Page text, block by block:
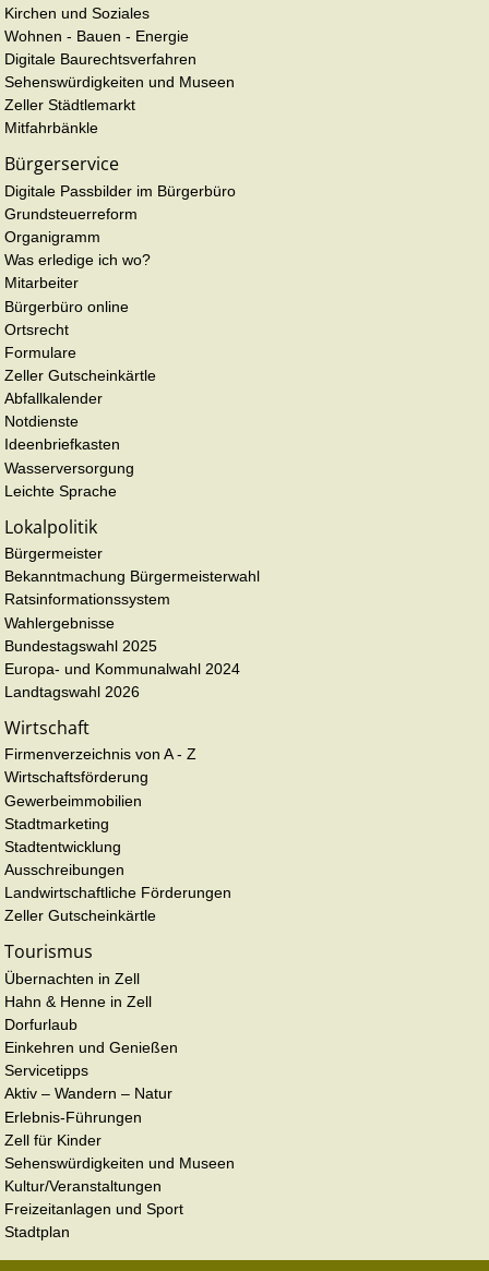
Kirchen und Soziales
Wohnen - Bauen - Energie
Digitale Baurechtsverfahren
Sehenswürdigkeiten und Museen
Zeller Städtlemarkt
Mitfahrbänkle
Bürgerservice
Digitale Passbilder im Bürgerbüro
Grundsteuerreform
Organigramm
Was erledige ich wo?
Mitarbeiter
Bürgerbüro online
Ortsrecht
Formulare
Zeller Gutscheinkärtle
Abfallkalender
Notdienste
Ideenbriefkasten
Wasserversorgung
Leichte Sprache
Lokalpolitik
Bürgermeister
Bekanntmachung Bürgermeisterwahl
Ratsinformationssystem
Wahlergebnisse
Bundestagswahl 2025
Europa- und Kommunalwahl 2024
Landtagswahl 2026
Wirtschaft
Firmenverzeichnis von A - Z
Wirtschaftsförderung
Gewerbeimmobilien
Stadtmarketing
Stadtentwicklung
Ausschreibungen
Landwirtschaftliche Förderungen
Zeller Gutscheinkärtle
Tourismus
Übernachten in Zell
Hahn & Henne in Zell
Dorfurlaub
Einkehren und Genießen
Servicetipps
Aktiv – Wandern – Natur
Erlebnis-Führungen
Zell für Kinder
Sehenswürdigkeiten und Museen
Kultur/Veranstaltungen
Freizeitanlagen und Sport
Stadtplan